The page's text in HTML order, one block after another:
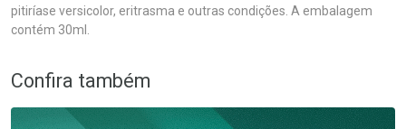
pitiríase versicolor, eritrasma e outras condições. A embalagem
contém 30ml.
Confira também